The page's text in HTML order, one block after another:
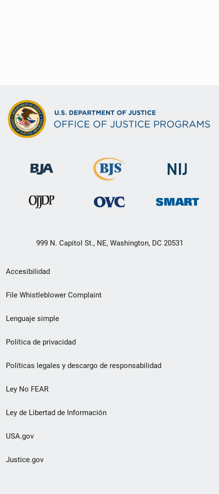
999 N. Capitol St., NE, Washington, DC 20531
Menú
de
de
pie
de
página
Accesibilidad
File Whistleblower Complaint
Lenguaje simple
Política de privacidad
Políticas legales y descargo de responsabilidad
Ley No FEAR
Ley de Libertad de Información
USA.gov
Justice.gov